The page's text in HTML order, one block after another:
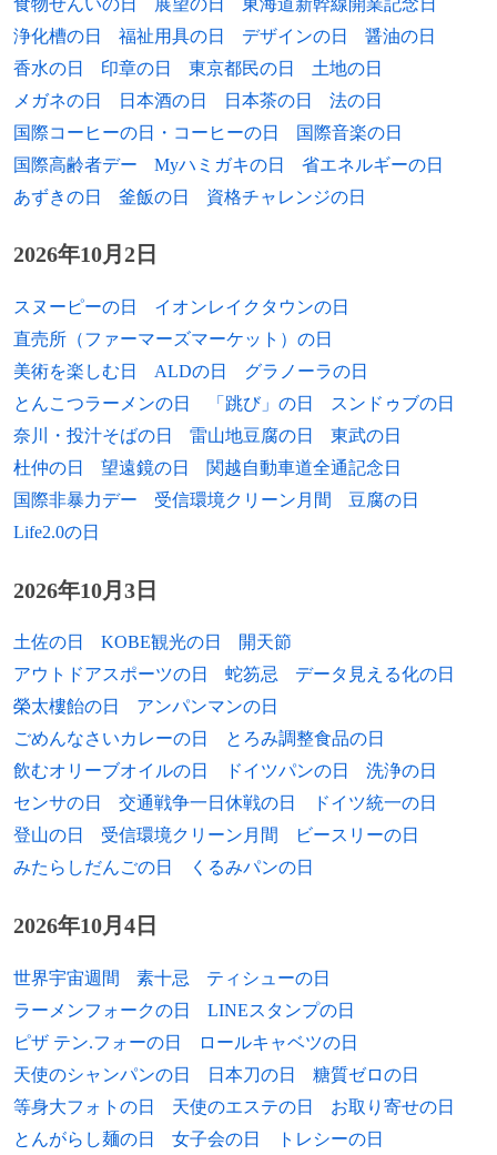
エチオピアに侵入したイタリアに対する経
済制裁を決議。
1933年 エールフランス航空創設。
1920年
ポーランドとリトアニアのあいだで「第3
次休戦ライン」を定めたスヴァウキ合意が
結ばれる。
1919年 KLMオランダ航空創設。
1899年 箒川鉄橋列車転落事故起こる。
1888年 宮城（皇居）の明治宮殿が落成。
1879年
文部省内に音楽教育を担当する音楽取調掛
（後の東京音楽学校、現 東京芸術大学）
設立。
1879年 ドイツ帝国とオーストリア＝ハンガリー帝
ランダ王に即位。
1780年 アメリカ独立戦争: キングスマウンテンの
戦いが行われる。
1777年
アメリカ独立戦争: 第二次サラトガの戦い
（ベミス高地の戦い）が行われる。
1763年
イギリス王ジョージ3世が1763年宣言を発
する。
1757年 柄井川柳が「川柳評万句合」を初めて開
衆に敗退。（第一次天正伊賀の乱）
1571年 レパントの海戦が行われる。
紀元前2807年 日食。アフリカ大陸と南極大陸との
間にて隕石が落下。
1961年 鹿島忠、元プロ野球選手
1961年 日高逸子、競艇選手
1962年 我孫子武丸、推理作家
1962年 叶恭子、タレント
1964年 藤本茂喜、元プロ野球選手
1965年 長友仍世、シンガーソングライター
（infix）
1965年 渡辺久美子、声優
1966年 神山一義、元プロ野球選手
1966年
1966年 環望、漫画家
1966年 タナカカツキ、漫画家
1967年 青田典子、タレント（元C.C.ガールズ）
1967年 トニー・ブラクストン、歌手
ヘッド）
1969年 井上信治、政治家、衆議院議員
1969年 加藤望、元サッカー選手、指導者
1949年 斎藤隆夫、衆議院議員（* 1870年）
年）
1954年
ジョーゼフ・オパトシュ、小説家（* 1886
1955年
ルドルフ・ジルドライヤー、第4代国際サ
ッカー連盟会長（* 1876年）
1957年 柳原極堂、俳人（* 1867年）
1959年
マリオ・ランツァ、俳優、テノール歌手
1969年 陳寅恪、歴史学者（* 1890年）
1973年 森雅之、俳優（* 1911年）
1975年 小山富士夫、陶磁器研究家（* 1900年）
ニコライ・ロパトニコフ、作曲家（* 1903
年）
1978年 伊奈信男、写真評論家（* 1898年）
1983年
古池信三、元郵政大臣、KDD会長（* 1903
年）
1904年）
1986年 石坂洋次郎、作家（* 1900年）
1986年 劉伯承、中華人民共和国元帥（* 1892年）
レオ・ドローチャー、元プロ野球選手、監
督（* 1905年）
1994年 ニールス・イェルネ、医学者（* 1911年）
浄化槽の日
福祉用具の日 デザインの日
醤油の日
香水の日
印章の日 東京都民の日
土地の日
メガネの日
日本酒の日 日本茶の日
法の日
国際コーヒーの日・コーヒーの日
国際音楽の日
国際高齢者デー
Myハミガキの日
省エネルギーの日
あずきの日
釜飯の日 資格チャレンジの日
2026年10月2日
スヌーピーの日
イオンレイクタウンの日
直売所（ファーマーズマーケット）の日
美術を楽しむ日
ALDの日
グラノーラの日
とんこつラーメンの日
「跳び」の日
スンドゥブの日
奈川・投汁そばの日
雷山地豆腐の日
東武の日
杜仲の日
望遠鏡の日
関越自動車道全通記念日
国際非暴力デー
受信環境クリーン月間
豆腐の日
Life2.0の日
2026年10月3日
土佐の日 KOBE観光の日
開天節
アウトドアスポーツの日
蛇笏忌
データ見える化の日
榮太樓飴の日
アンパンマンの日
ごめんなさいカレーの日
とろみ調整食品の日
飲むオリーブオイルの日
ドイツパンの日
洗浄の日
センサの日
交通戦争一日休戦の日
ドイツ統一の日
登山の日
受信環境クリーン月間
ビースリーの日
みたらしだんごの日
くるみパンの日
2026年10月4日
世界宇宙週間 素十忌
ティシューの日
ラーメンフォークの日
LINEスタンプの日
ピザ テン.フォーの日
ロールキャベツの日
天使のシャンパンの日
日本刀の日
糖質ゼロの日
等身大フォトの日
天使のエステの日
お取り寄せの日
とんがらし麺の日
女子会の日
トレシーの日